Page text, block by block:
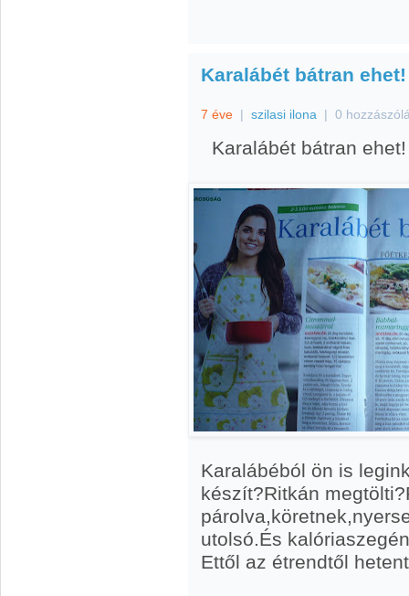
Karalábét bátran ehet!
7 éve | szilasi ilona | 0
Karalábét bátran ehet!
Karalábéból ön is
készít?Ritkán
utolsó.És
Ettől az étrendtől